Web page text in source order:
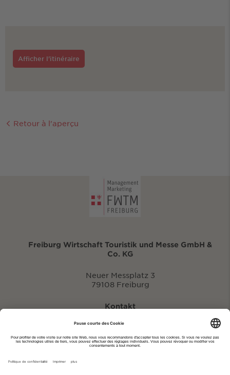
Afficher l'itinéraire
Retour à l'aperçu
Freiburg Wirtschaft Touristik und Messe GmbH &
Co. KG
Neuer Messplatz 3
79108 Freiburg
Kontakt
eventportal@fwtm.de